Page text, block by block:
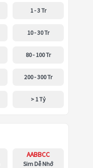
1 - 3 Tr
10 - 30 Tr
80 - 100 Tr
200 - 300 Tr
> 1 Tỷ
AABBCC
Sim Dễ Nhớ